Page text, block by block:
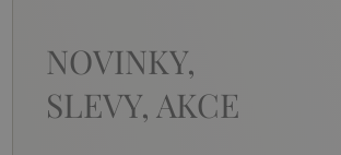
NOVINKY,
SLEVY, AKCE